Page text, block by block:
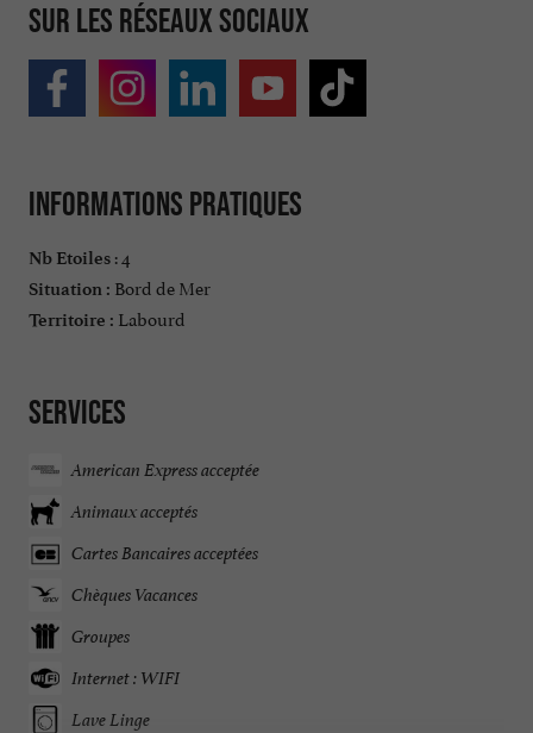
Sur les réseaux sociaux
Informations pratiques
Nb Etoiles : 4
Situation : Bord de Mer
Territoire : Labourd
Services
American Express acceptée
Animaux acceptés
Cartes Bancaires acceptées
Chèques Vacances
Groupes
Internet : WIFI
Lave Linge